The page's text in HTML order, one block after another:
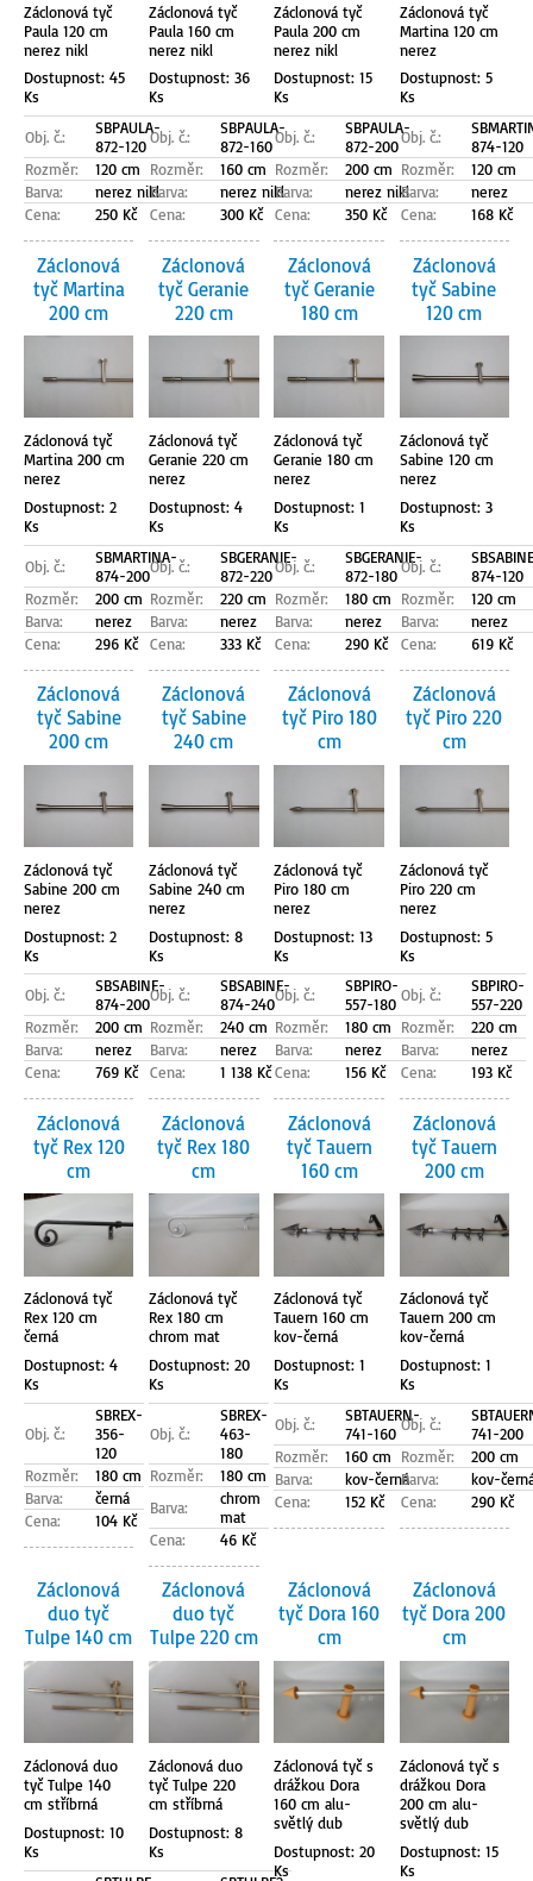
Záclonová tyč
Paula 120 cm
nerez nikl
Dostupnost: 45
Ks
Obj. č.:
SBPAULA-
872-120
Rozměr:
120 cm
Barva:
nerez nikl
Cena:
250 Kč
Záclonová tyč
Paula 160 cm
nerez nikl
Dostupnost: 36
Ks
Obj. č.:
SBPAULA-
872-160
Rozměr:
160 cm
Barva:
nerez nikl
Cena:
300 Kč
Záclonová tyč
Paula 200 cm
nerez nikl
Dostupnost: 15
Ks
Obj. č.:
SBPAULA-
872-200
Rozměr:
200 cm
Barva:
nerez nikl
Cena:
350 Kč
Záclonová tyč
Martina 120 cm
nerez
Dostupnost: 5
Ks
Obj. č.:
874-120
Rozměr:
120 cm
Barva:
nerez
Cena:
168 Kč
Záclonová
tyč Martina
200 cm
Záclonová tyč
Martina 200 cm
nerez
Dostupnost: 2
Ks
Obj. č.:
SBMARTINA-
874-200
Rozměr:
200 cm
Barva:
nerez
Cena:
296 Kč
Záclonová
tyč Geranie
220 cm
Záclonová tyč
Geranie 220 cm
nerez
Dostupnost: 4
Ks
Obj. č.:
SBGERANIE-
872-220
Rozměr:
220 cm
Barva:
nerez
Cena:
333 Kč
Záclonová
tyč Geranie
180 cm
Záclonová tyč
Geranie 180 cm
nerez
Dostupnost: 1
Ks
Obj. č.:
SBGERANIE-
872-180
Rozměr:
180 cm
Barva:
nerez
Cena:
290 Kč
Záclonová
tyč Sabine
120 cm
Záclonová tyč
Sabine 120 cm
nerez
Dostupnost: 3
Ks
Obj. č.:
874-120
Rozměr:
120 cm
Barva:
nerez
Cena:
619 Kč
Záclonová
tyč Sabine
200 cm
Záclonová tyč
Sabine 200 cm
nerez
Dostupnost: 2
Ks
Obj. č.:
SBSABINE-
874-200
Rozměr:
200 cm
Barva:
nerez
Cena:
769 Kč
Záclonová
tyč Sabine
240 cm
Záclonová tyč
Sabine 240 cm
nerez
Dostupnost: 8
Ks
Obj. č.:
SBSABINE-
874-240
Rozměr:
240 cm
Barva:
nerez
Cena:
1 138 Kč
Záclonová
tyč Piro 180
cm
Záclonová tyč
Piro 180 cm
nerez
Dostupnost: 13
Ks
Obj. č.:
SBPIRO-
557-180
Rozměr:
180 cm
Barva:
nerez
Cena:
156 Kč
Záclonová
tyč Piro 220
cm
Záclonová tyč
Piro 220 cm
nerez
Dostupnost: 5
Ks
Obj. č.:
SBPIRO-
557-220
Rozměr:
220 cm
Barva:
nerez
Cena:
193 Kč
Záclonová
tyč Rex 120
cm
Záclonová tyč
Rex 120 cm
černá
Dostupnost: 4
Ks
Obj. č.:
SBREX-
356-
120
Rozměr:
180 cm
Barva:
černá
Cena:
104 Kč
Záclonová
tyč Rex 180
cm
Záclonová tyč
Rex 180 cm
chrom mat
Dostupnost: 20
Ks
Obj. č.:
SBREX-
463-
180
Rozměr:
180 cm
Barva:
chrom
mat
Cena:
46 Kč
Záclonová
tyč Tauern
160 cm
Záclonová tyč
Tauern 160 cm
kov-černá
Dostupnost: 1
Ks
Obj. č.:
SBTAUERN-
741-160
Rozměr:
160 cm
Barva:
kov-černá
Cena:
152 Kč
Záclonová
tyč Tauern
200 cm
Záclonová tyč
Tauern 200 cm
kov-černá
Dostupnost: 1
Ks
Obj. č.:
741-200
Rozměr:
200 cm
Barva:
kov-
Cena:
290 Kč
Záclonová
duo tyč
Tulpe 140 cm
Záclonová duo
tyč Tulpe 140
cm stříbrná
Dostupnost: 10
Ks
Záclonová
duo tyč
Tulpe 220 cm
Záclonová duo
tyč Tulpe 220
cm stříbrná
Dostupnost: 8
Ks
Záclonová
tyč Dora 160
cm
Záclonová tyč s
drážkou Dora
160 cm alu-
světlý dub
Dostupnost: 20
Ks
Záclonová
tyč Dora 200
cm
Záclonová tyč s
drážkou Dora
200 cm alu-
světlý dub
Dostupnost: 15
Ks